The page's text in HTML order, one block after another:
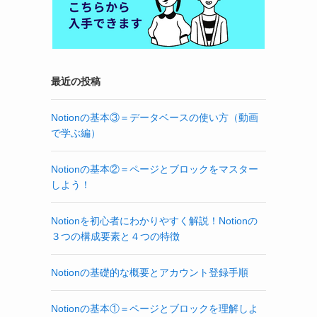
最近の投稿
Notionの基本③＝データベースの使い方（動画
で学ぶ編）
Notionの基本②＝ページとブロックをマスター
しよう！
Notionを初心者にわかりやすく解説！Notionの
３つの構成要素と４つの特徴
Notionの基礎的な概要とアカウント登録手順
Notionの基本①＝ページとブロックを理解しよ